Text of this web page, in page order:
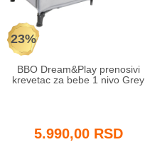
23%
BBO Dream&Play prenosivi
krevetac za bebe 1 nivo Grey
5.990,00 RSD